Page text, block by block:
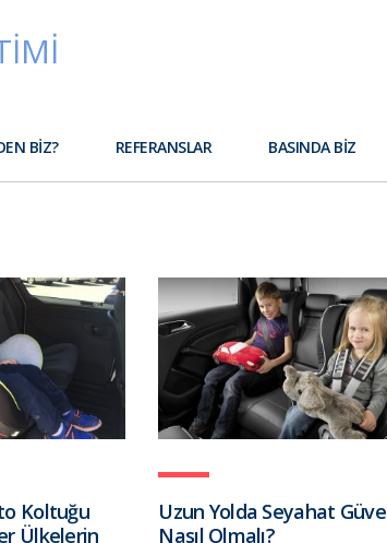
BIZ? REFERANSLAR BASINDA BIZ
Koltuğu
Ülkelerin
Uzun Yolda Seyahat
Nasıl Olmalı?